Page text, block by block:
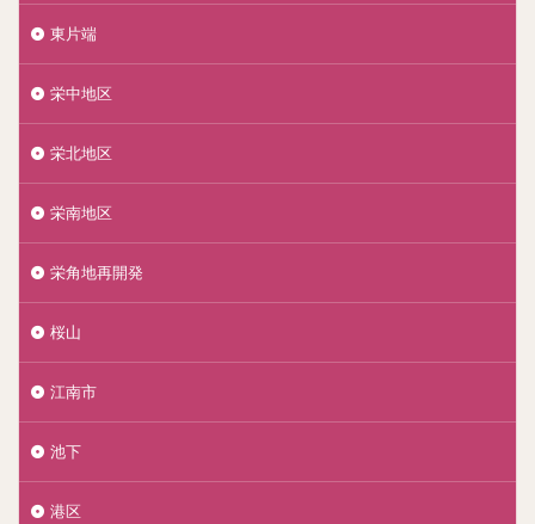
東片端
栄中地区
栄北地区
栄南地区
栄角地再開発
桜山
江南市
池下
港区